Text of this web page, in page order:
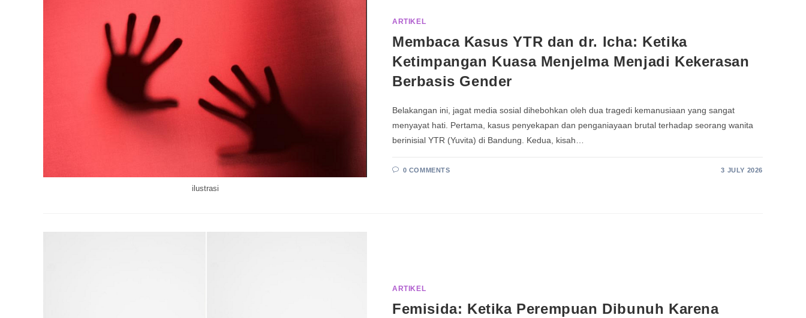
ilustrasi
ARTIKEL
Membaca Kasus YTR dan dr. Icha: Ketika
Ketimpangan Kuasa Menjelma Menjadi Kekerasan
Berbasis Gender
Belakangan ini, jagat media sosial dihebohkan oleh dua tragedi kemanusiaan yang sangat
menyayat hati. Pertama, kasus penyekapan dan penganiayaan brutal terhadap seorang wanita
berinisial YTR (Yuvita) di Bandung. Kedua, kisah…
0 COMMENTS 3 JULY 2026
ARTIKEL
Femisida: Ketika Perempuan Dibunuh Karena